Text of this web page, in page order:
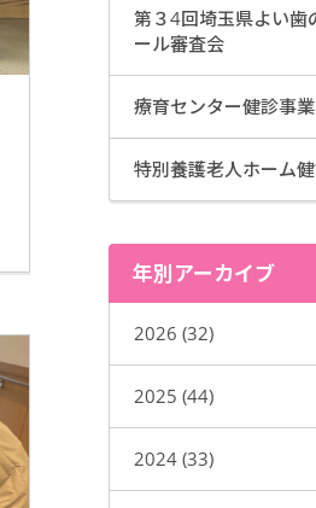
第３4回埼玉県よい歯
ール審査会
療育センター健診事業
特別養護老人ホーム
年別アーカイブ
2026 (32)
2025 (44)
2024 (33)